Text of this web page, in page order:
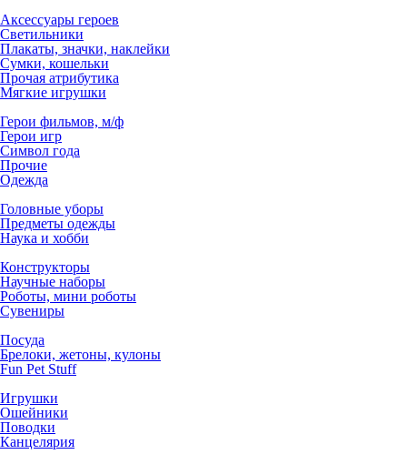
Аксессуары героев
Светильники
Плакаты, значки, наклейки
Сумки, кошельки
Прочая атрибутика
Мягкие игрушки
Герои фильмов, м/ф
Герои игр
Символ года
Прочие
Одежда
Головные уборы
Предметы одежды
Наука и хобби
Конструкторы
Научные наборы
Роботы, мини роботы
Сувениры
Посуда
Брелоки, жетоны, кулоны
Fun Pet Stuff
Игрушки
Ошейники
Поводки
Канцелярия